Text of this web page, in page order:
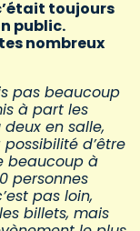
toujours
public.
nombreux
pas beaucoup
à part les
en salle,
d’être
beaucoup à
personnes
pas loin,
billets, mais